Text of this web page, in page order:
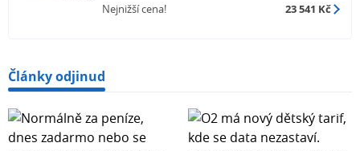
Nejnižší cena! 23 541 Kč
Články odjinud